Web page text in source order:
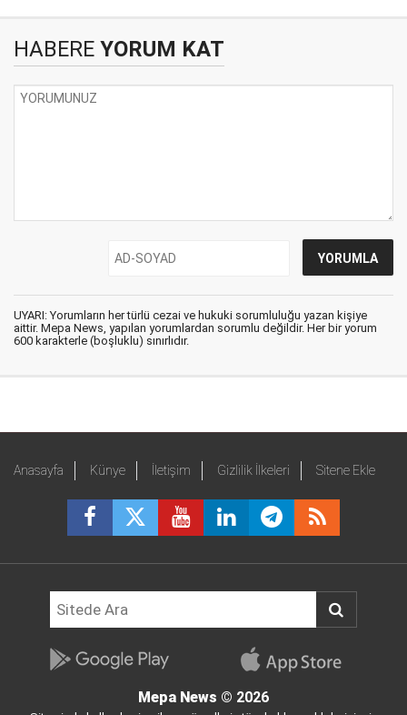
HABERE YORUM KAT
UYARI: Yorumların her türlü cezai ve hukuki sorumluluğu yazan kişiye
aittir. Mepa News, yapılan yorumlardan sorumlu değildir. Her bir yorum
600 karakterle (boşluklu) sınırlıdır.
Anasayfa Künye İletişim Gizlilik İlkeleri Sitene Ekle
Mepa News © 2026